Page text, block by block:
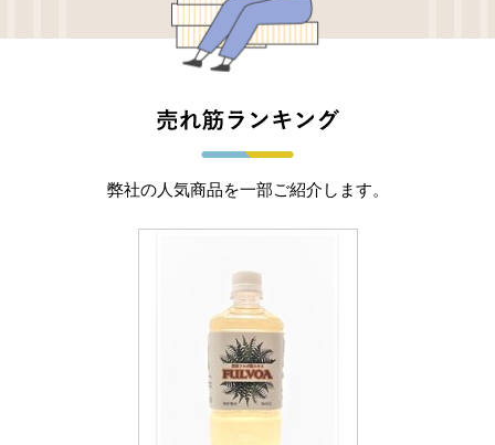
弊社の人気商品を一部ご紹介します。